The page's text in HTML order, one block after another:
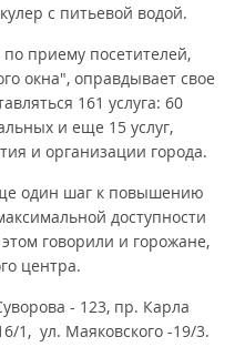
с питьевой водой.
приему посетителей,
окна", оправдывает свое
161 услуга: 60
и еще 15 услуг,
и организации города.
один шаг к повышению
доступности
говорили и горожане,
центра.
- 123, пр. Карла
1, ул. Маяковского -19/3.